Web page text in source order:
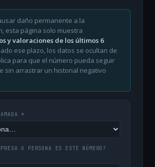
daño permanente a la
esta página solo muestra
y valoraciones de los últimos 6
ese plazo, los datos se ocultan de
para que el número pueda seguir
sin arrastrar un historial negativo
*
O PERSONA ES ESTE NÚMERO?